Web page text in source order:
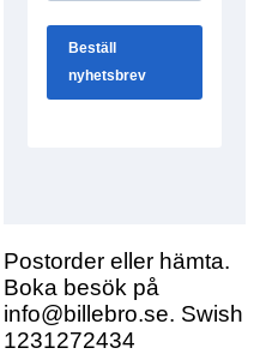
Postorder eller hämta.
Boka besök på
info@billebro.se. Swish
1231272434